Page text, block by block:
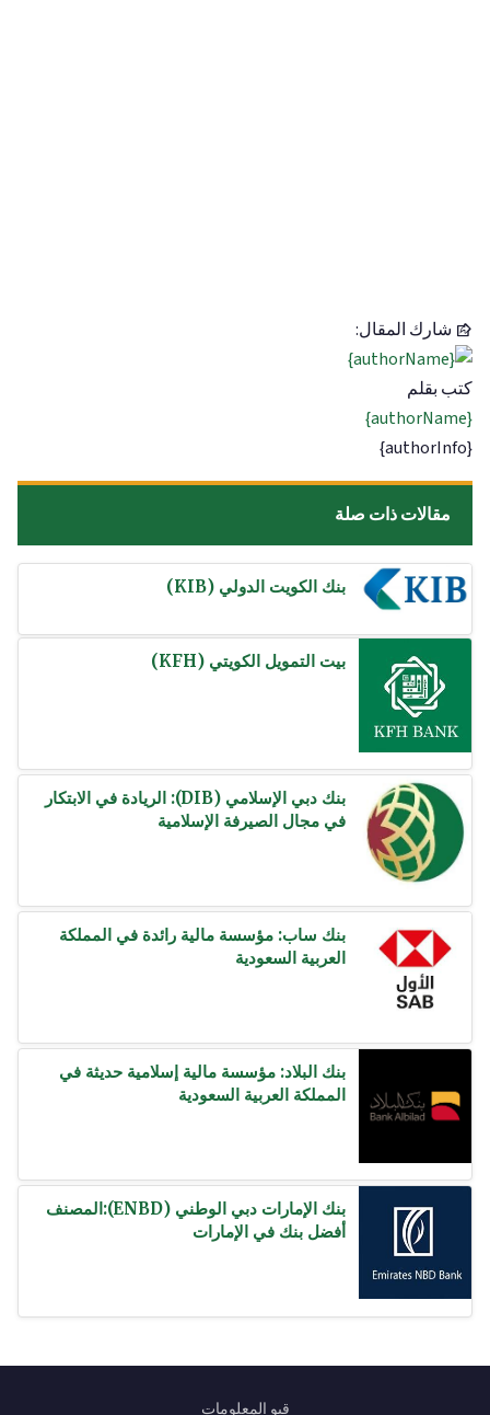
شارك المقال:
كتب بقلم
{authorName}
{authorInfo}
مقالات ذات صلة
بنك الكويت الدولي (KIB)
بيت التمويل الكويتي (KFH)
بنك دبي الإسلامي (DIB): الريادة في الابتكار
في مجال الصيرفة الإسلامية
بنك ساب: مؤسسة مالية رائدة في المملكة
العربية السعودية
بنك البلاد: مؤسسة مالية إسلامية حديثة في
المملكة العربية السعودية
بنك الإمارات دبي الوطني (ENBD):المصنف
أفضل بنك في الإمارات
قبو المعلومات